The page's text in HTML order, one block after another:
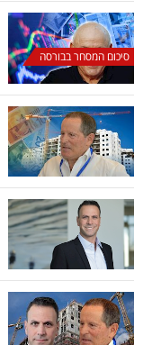
קריפטו
ויראלי
טלוויזיה
עסקי
ספורט
קריירה
ולימודים
מינויים
רייטינג
סיכום המסחר בבורסה